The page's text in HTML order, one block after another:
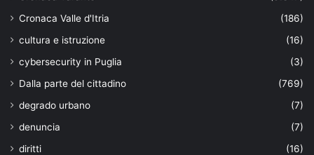
Cronaca Valle d'Itria
(186)
cultura e istruzione
(16)
cybersecurity in Puglia
(3)
Dalla parte del cittadino
(769)
degrado urbano
(7)
denuncia
(7)
diritti
(16)